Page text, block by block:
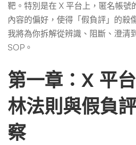
心
得
負
評
靶。特別是在 X 平台上，匿名帳號
內容的偏好，使得「假負評」的殺
我將為你拆解從辨識、阻斷、澄清
SOP。
第一章：X 平
林法則與假負
察